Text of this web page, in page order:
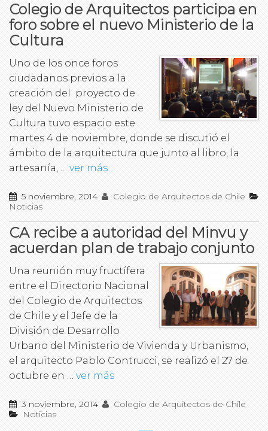
Colegio de Arquitectos participa en
foro sobre el nuevo Ministerio de la
Cultura
Uno de los once foros
ciudadanos previos a la
creación del proyecto de
ley del Nuevo Ministerio de
Cultura tuvo espacio este
martes 4 de noviembre, donde se discutió el
ámbito de la arquitectura que junto al libro, la
artesanía, … ver más
5 noviembre, 2014
Colegio de Arquitectos de Chile
Noticias
CA recibe a autoridad del Minvu y
acuerdan plan de trabajo conjunto
Una reunión muy fructífera
entre el Directorio Nacional
del Colegio de Arquitectos
de Chile y el Jefe de la
División de Desarrollo
Urbano del Ministerio de Vivienda y Urbanismo,
el arquitecto Pablo Contrucci, se realizó el 27 de
octubre en … ver más
3 noviembre, 2014
Colegio de Arquitectos de Chile
Noticias